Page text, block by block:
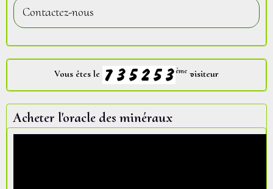
Contactez-nous
Vous êtes le ème visiteur
Acheter l'oracle des minéraux